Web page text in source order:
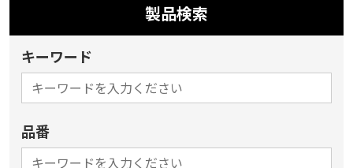
製品検索
キーワード
品番